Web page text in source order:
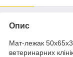
Опис
Мат-лежак
ветеринарних